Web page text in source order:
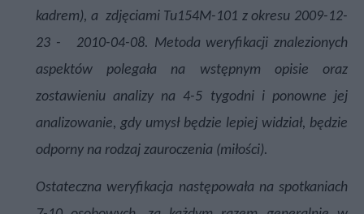
kadrem), a zdjęciami Tu154M-101 z okresu 2009-12-
23 -
2010-04-08. Metoda weryfikacji znalezionych
aspektów polegała na wstępnym opisie oraz
zostawieniu analizy na 4-5 tygodni i ponowne jej
analizowanie, gdy umysł będzie lepiej widział, będzie
odporny na rodzaj zauroczenia (miłości).
Ostateczna weryfikacja następowała na spotkaniach